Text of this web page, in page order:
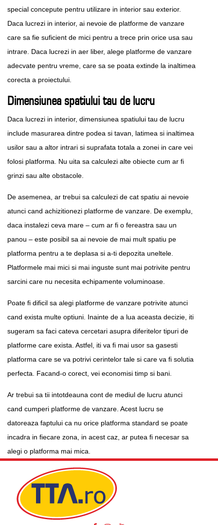
special concepute pentru utilizare in interior sau exterior.
Daca lucrezi in interior, ai nevoie de platforme de vanzare
care sa fie suficient de mici pentru a trece prin orice usa sau
intrare. Daca lucrezi in aer liber, alege platforme de vanzare
adecvate pentru vreme, care sa se poata extinde la inaltimea
corecta a proiectului.
Dimensiunea spatiului tau de lucru
Daca lucrezi in interior, dimensiunea spatiului tau de lucru
include masurarea dintre podea si tavan, latimea si inaltimea
usilor sau a altor intrari si suprafata totala a zonei in care vei
folosi platforma. Nu uita sa calculezi alte obiecte cum ar fi
grinzi sau alte obstacole.
De asemenea, ar trebui sa calculezi de cat spatiu ai nevoie
atunci cand achizitionezi platforme de vanzare. De exemplu,
daca instalezi ceva mare – cum ar fi o fereastra sau un
panou – este posibil sa ai nevoie de mai mult spatiu pe
platforma pentru a te deplasa si a-ti depozita uneltele.
Platformele mai mici si mai inguste sunt mai potrivite pentru
sarcini care nu necesita echipamente voluminoase.
Poate fi dificil sa alegi platforme de vanzare potrivite atunci
cand exista multe optiuni. Inainte de a lua aceasta decizie, iti
sugeram sa faci cateva cercetari asupra diferitelor tipuri de
platforme care exista. Astfel, iti va fi mai usor sa gasesti
platforma care se va potrivi cerintelor tale si care va fi solutia
perfecta. Facand-o corect, vei economisi timp si bani.
Ar trebui sa tii intotdeauna cont de mediul de lucru atunci
cand cumperi platforme de vanzare. Acest lucru se
datoreaza faptului ca nu orice platforma standard se poate
incadra in fiecare zona, in acest caz, ar putea fi necesar sa
alegi o platforma mai mica.